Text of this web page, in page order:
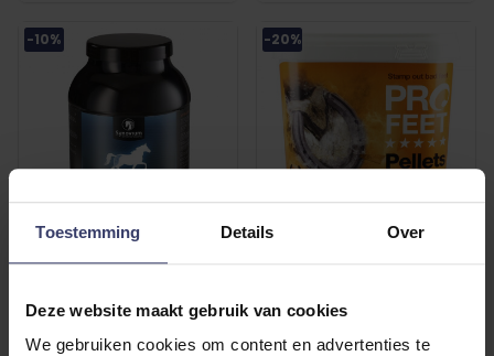
Toestemming Details Over
Deze website maakt gebruik van cookies
We gebruiken cookies om content en advertenties te
-10%
(7)
myobuilder
-20%